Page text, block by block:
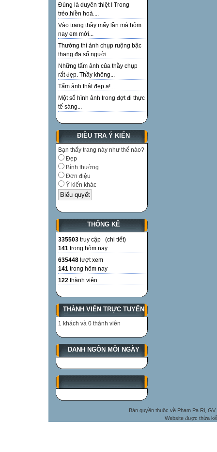
Đúng là duyên thiệt ! Trong
trẻo,hiền hoà....
Vào trang thầy mấy lần mà hôm
nay em mới...
Thường thì ảnh chụp ruộng bậc
thang đa số người...
Những tấm ảnh của thầy chụp
rất đẹp. Thầy không...
Tấm ảnh thật đẹp ạ!...
Một số hình ảnh trong đợt đi thực
tế sáng...
ĐIỀU TRA Ý KIẾN
Bạn thấy trang này như thế nào?
Đẹp
Bình thường
Đơn điệu
Ý kiến khác
THỐNG KÊ
335503 truy cập (chi tiết)
141 trong hôm nay
635448 lượt xem
141 trong hôm nay
122 thành viên
THÀNH VIÊN TRỰC TUYẾN
1 khách và 0 thành viên
DANH NGÔN MỖI NGÀY
Bản quyền thuộc về Phạm Pa Ri,
Website được thừa